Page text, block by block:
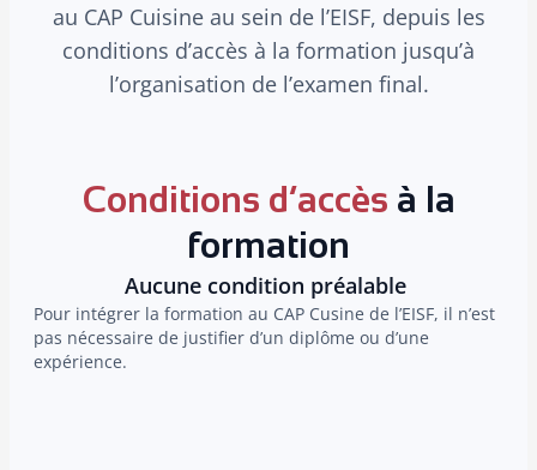
au CAP Cuisine au sein de l’EISF, depuis les
conditions d’accès à la formation jusqu’à
l’organisation de l’examen final.
Conditions d’accès à la
formation
Aucune condition préalable
Pour intégrer la formation au CAP Cusine de l’EISF, il n’est
pas nécessaire de justifier d’un diplôme ou d’une
expérience.